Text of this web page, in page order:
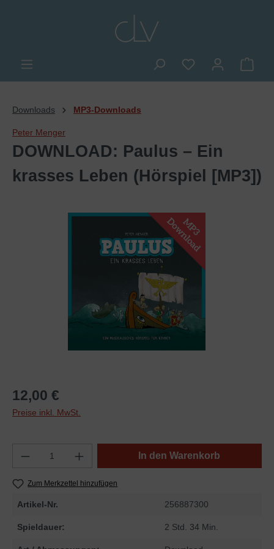
Du hast 0
Downloads MP3-Downloads
Peter Menger
DOWNLOAD: Paulus – Ein
krasses Leben (Hörspiel [MP3])
Bildergalerie überspringen
12,00 €
Preise inkl. MwSt.
In den Warenkorb
Zum Merkzettel hinzufügen
Artikel-Nr. 256887300
Spieldauer: 2 Std. 34 Min.